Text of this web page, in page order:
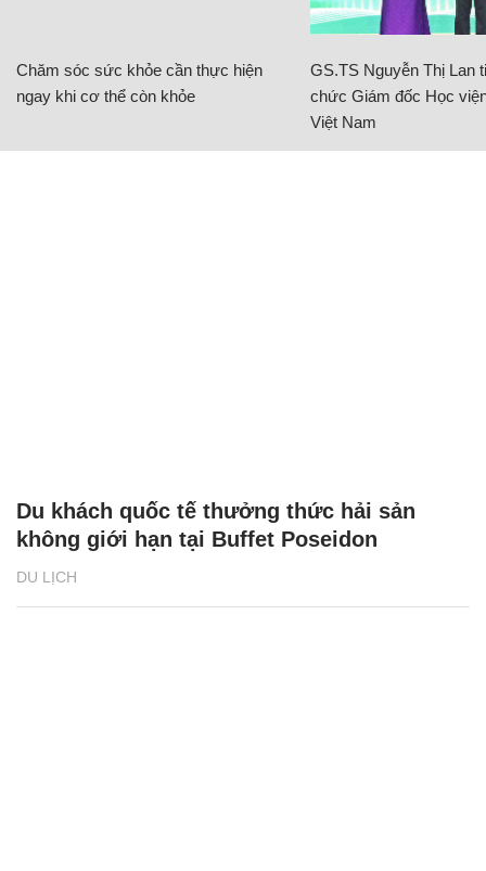
Chăm sóc sức khỏe cần thực hiện
ngay khi cơ thể còn khỏe
GS.TS Nguyễn Thị Lan
chức Giám đốc Học
Việt Nam
DU LỊCH
Du khách quốc tế thưởng thức hải sản
không giới hạn tại Buffet Poseidon